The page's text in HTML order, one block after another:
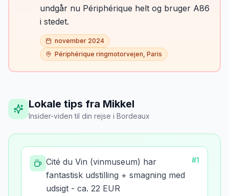
undgår nu Périphérique helt og bruger A86
i stedet.
november 2024
Périphérique ringmotorvejen, Paris
Lokale tips fra Mikkel
Insider-viden til din rejse i Bordeaux
Cité du Vin (vinmuseum) har
fantastisk udstilling + smagning med
udsigt - ca. 22 EUR
#1